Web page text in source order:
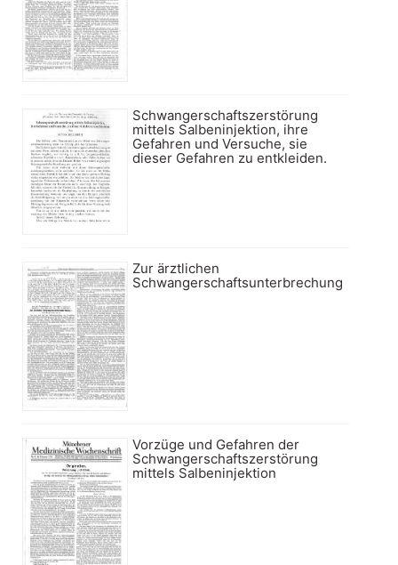
Schwangerschaftszerstörung
mittels Salbeninjektion, ihre
Gefahren und Versuche, sie
dieser Gefahren zu entkleiden.
Zur ärztlichen
Schwangerschaftsunterbrechung
Vorzüge und Gefahren der
Schwangerschaftszerstörung
mittels Salbeninjektion